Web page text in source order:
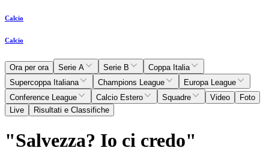
Calcio
Calcio
Ora per ora Serie A Serie B
Coppa Italia
Supercoppa Italiana
Champions League
Europa League
Conference League
Calcio Estero Squadre Video
Foto
Live
Risultati e Classifiche
"Salvezza? Io ci credo"